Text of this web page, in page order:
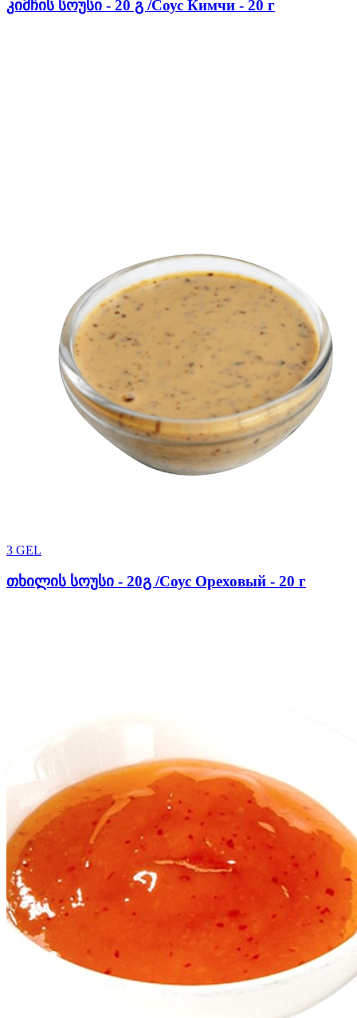
კიმჩის სოუსი - 20 გ /Соус Кимчи - 20 г
3 GEL
თხილის სოუსი - 20გ /Соус Ореховый - 20 г